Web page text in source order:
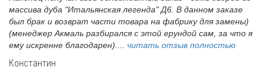
массива дуба "Итальянская легенда" Д6. В данном заказе
был брак и возврат части товара на фабрику для замены)
(менеджер Акмаль разбирался с этой ерундой сам, за что я
ему искренне благодарен).... читать отзыв полностью
Константин